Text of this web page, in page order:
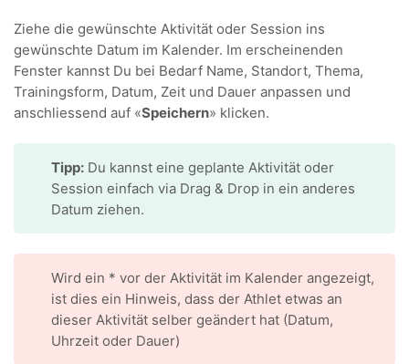
Ziehe die gewünschte Aktivität oder Session ins
gewünschte Datum im Kalender. Im erscheinenden
Fenster kannst Du bei Bedarf Name, Standort, Thema,
Trainingsform, Datum, Zeit und Dauer anpassen und
anschliessend auf «Speichern» klicken.
Tipp: Du kannst eine geplante Aktivität oder
Session einfach via Drag & Drop in ein anderes
Datum ziehen.
Wird ein * vor der Aktivität im Kalender angezeigt,
ist dies ein Hinweis, dass der Athlet etwas an
dieser Aktivität selber geändert hat (Datum,
Uhrzeit oder Dauer)